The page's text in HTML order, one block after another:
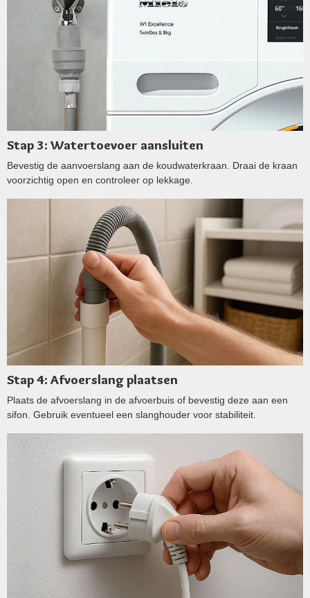
Stap 3: Watertoevoer aansluiten
Bevestig de aanvoerslang aan de koudwaterkraan. Draai de kraan
voorzichtig open en controleer op lekkage.
Stap 4: Afvoerslang plaatsen
Plaats de afvoerslang in de afvoerbuis of bevestig deze aan een
sifon. Gebruik eventueel een slanghouder voor stabiliteit.